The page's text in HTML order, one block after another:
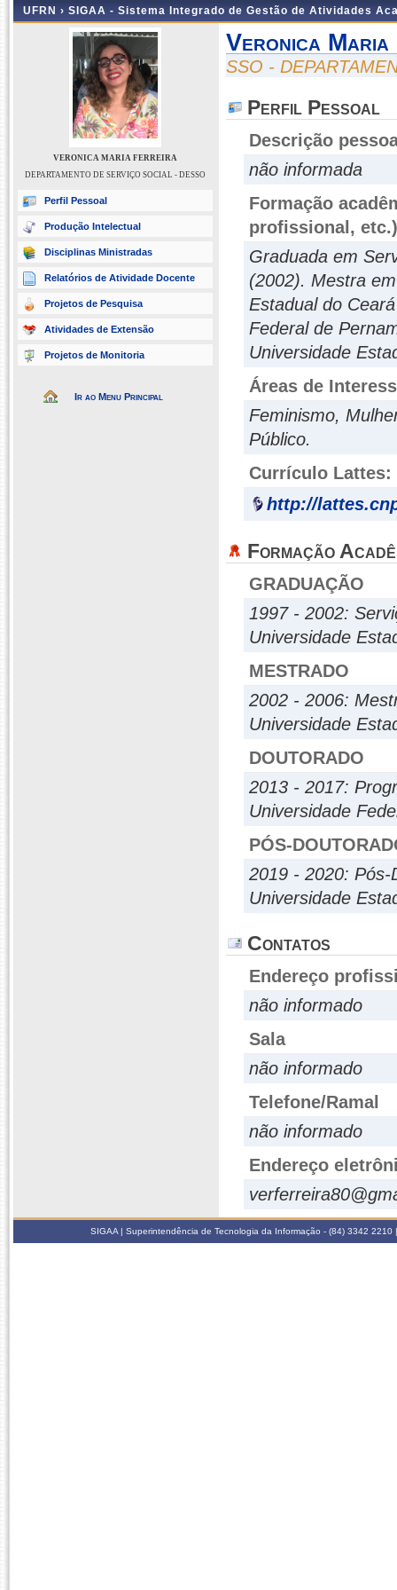
UFRN › SIGAA - Sistema Integrado de Gestão de Atividades
VERONICA MARIA FERREIRA
DEPARTAMENTO DE SERVIÇO SOCIAL - DESSO
Perfil Pessoal
Produção Intelectual
Disciplinas Ministradas
Relatórios de Atividade Docente
Projetos de Pesquisa
Atividades de Extensão
Projetos de Monitoria
Ir ao Menu Principal
Veronica
SSO -
Perfil Pessoal
Descrição
não informada
Formação
profissional, etc.)
Graduada em
(2002). Mestra
Estadual do
Federal de
Universidade
Áreas de
Feminismo,
Público.
Currículo Lattes:
http://
Formação
GRADUAÇÃO
1997 - 2002:
Universidade
MESTRADO
2002 - 2006:
Universidade
DOUTORADO
2013 - 2017:
Universidade
PÓS-
2019 - 2020: Pós-
Universidade
Contatos
Endereço
não informado
Sala
não informado
Telefone/Ramal
não informado
Endereço
SIGAA | Superintendência de Tecnologia da Informação - (84) 3342